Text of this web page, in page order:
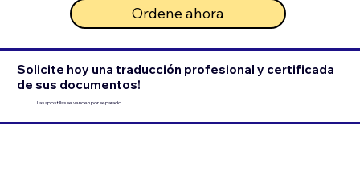
Ordene ahora
Solicite hoy una traducción profesional y certificada
de sus documentos!
Las apostillas se venden por separado